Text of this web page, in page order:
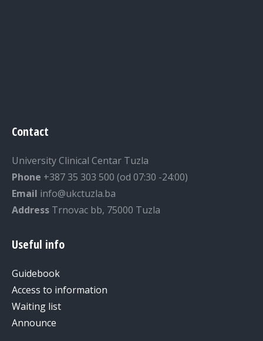
Contact
University Clinical Centar Tuzla
Phone +387 35 303 500 (od 07:30 -24:00)
Email info@ukctuzla.ba
Address Trnovac bb, 75000 Tuzla
Useful info
Guidebook
Access to information
Waiting list
Announce